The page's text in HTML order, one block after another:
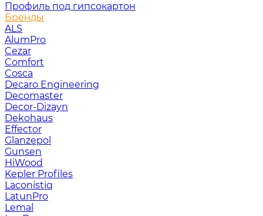
Профиль под гипсокартон
Бренды
ALS
AlumPro
Cezar
Comfort
Cosca
Decaro Engineering
Decomaster
Decor-Dizayn
Dekohaus
Effector
Glanzepol
Gunsen
HiWood
Kepler Profiles
Laconistiq
LatunPro
Lemal